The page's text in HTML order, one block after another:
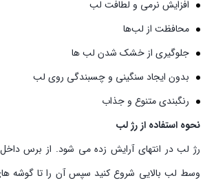
افزایش نرمی و لطافت لب
محافظت از لب‌ها
جلوگیری از خشک شدن لب‌ ها
بدون ایجاد سنگینی و چسبندگی روی لب
رنگبندی متنوع و جذاب
نحوه استفاده از رژ لب
رژ لب در انتهای آرایش زده می شود. از برس داخل
وسط لب بالایی شروع کنید سپس آن را تا گوشه